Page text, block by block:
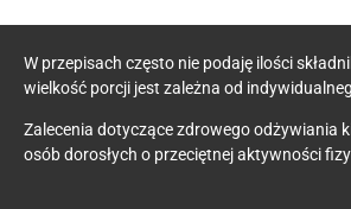
W przepisach często nie podaję ilości
wielkość porcji jest zależna od
Zalecenia dotyczące zdrowego odżywiania
osób dorosłych o przeciętnej aktywności